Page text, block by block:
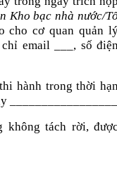
Kho bạc nhà nước/
cho cơ quan quản
email ___, số
hành trong thời
_________________
không tách rời,